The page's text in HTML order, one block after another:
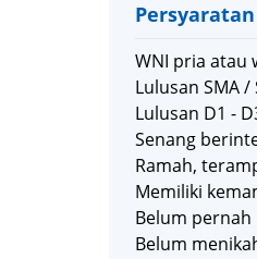
Persyaratan
WNI pria atau
Lulusan SMA
Lulusan D1 -
Senang
Ramah,
Memiliki
Belum pernah
Belum